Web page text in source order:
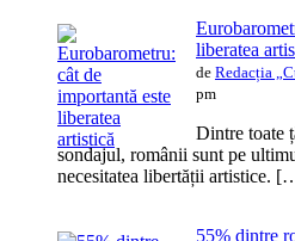
liberatea
de Redacția
pm
Dintre toate
sondajul, românii sunt pe
necesitatea libertății artistice.
55% dintre